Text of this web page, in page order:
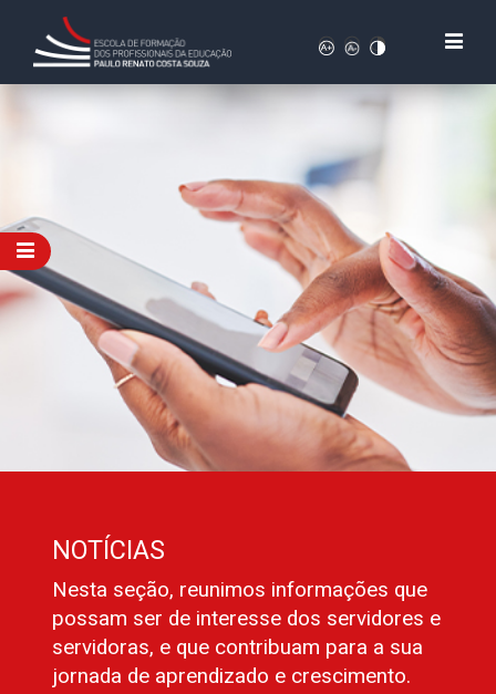
NOTÍCIAS
Nesta seção, reunimos informações que
possam ser de interesse dos servidores e
servidoras, e que contribuam para a sua
jornada de aprendizado e crescimento.